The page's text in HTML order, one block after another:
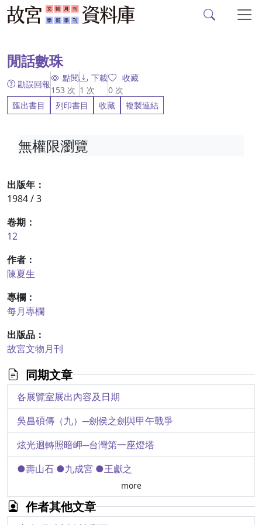
閒話數珠
勘誤回報
點閱
153 次
下載
1 次
收藏
0 次
匯出書目
列印書目 收藏 複製連結
出版年：
1984 / 3
卷期：
12
作者：
陳夏生
專欄：
每月專欄
出版品：
故宮文物月刊
同期文章
各展覽室展出內容及日期
吳昌碩傳（九）─劍侯之劍與甲午戰爭
炫光迴轉照暗岬─台灣第一座燈塔
●壽山石 ●九成宮 ●王獻之
陳簠齋先生與毛公鼎
more
作者其他文章
無權限瀏覽